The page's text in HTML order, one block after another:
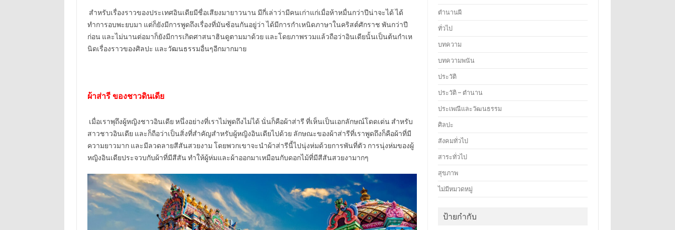
สำหรับเรื่องราวของประเทศอินเดียมีชื่อเสียงมายาวนาน มีกี่เล่าว่ามีคนเก่าแก่เมื่อห้าหมื่นกว่าปีน่าจะได้ ได้
ทำการอบพะยบมา แต่ก็ยังมีการพูดถึงเรื่องที่มันซ้อนกันอยู่ว่า ได้มีการกำเหนิดภาษาในคริสต์ศักราช พันกว่าปี
ก่อน และไม่นานต่อมาก็ยังมีการเกิดศาสนาฮินดูตามมาด้วย และโดยภาพรวมแล้วถือว่าอินเดียนั้นเป็นต้นกำเห
นิดเรื่องราวของศิลปะ และวัฒนธรรมอื่นๆอีกมากมาย
ผ้าส่ารี ของชาวดินเดีย
เมื่อเราพุถึงผู้หญิงชาวอินเดีย หนึ่งอย่างที่เราไม่พูดถึงไม่ได้ นั่นก็คือผ้าส่ารี ที่เห็นเป็นเอกลักษณ์โดดเด่น สำหรับ
สาวชาวอินเดีย และก็ถือว่าเป็นสิ่งที่สำคัญสำหรับผู้หญิงอินเดียไปด้วย ลักษณะของผ้าส่ารีที่เราพูดถึงก็คือผ้าที่มี
ความยาวมาก และมีลวดลายสีสันสวยงาม โดยพวกเขาจะนำผ้าส่ารีนี้ไปนุ่งห่มด้วยการพันที่ตัว การนุ่งห่มของผู้
หญิงอินเดียประจวบกับผ้าที่มีสีสัน ทำให้ผู้ห่มและผ้าออกมาเหมือนกับดอกไม้ที่มีสีสันสวยงามากๆ
ตำนานผี
ทั่วไป
บทความ
บทความพนัน
ประวัติ
ประวัติ – ตำนาน
ประเพณีและวัฒนธรรม
ศิลปะ
สังคมทั่วไป
สาระทั่วไป
สุขภาพ
ไม่มีหมวดหมู่
ป้ายกำกับ